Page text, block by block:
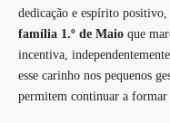
dedicação e espírito positivo,
família 1.º de Maio que
incentiva,
esse carinho nos pequenos
permitem continuar a formar